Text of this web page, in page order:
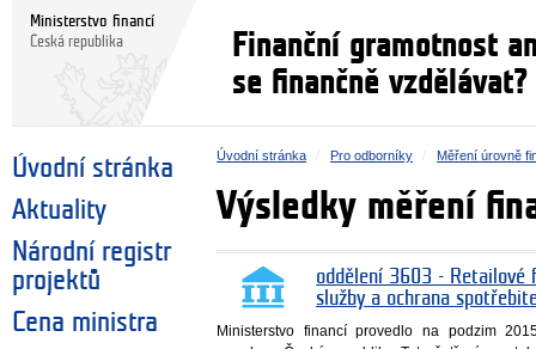
Ministerstvo financí
Česká republika
Finanční gramotnost
se finančně vzdělávat?
Úvodní stránka
Aktuality
Národní registr
projektů
Cena ministra
Úvodní stránka Pro odborníky Měření úrovně
Výsledky měření
oddělení 3603 - Retailové
služby a ochrana
Ministerstvo financí provedlo na podzim